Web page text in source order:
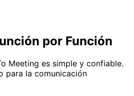
por Función
Meeting es simple y confiable.
para la comunicación